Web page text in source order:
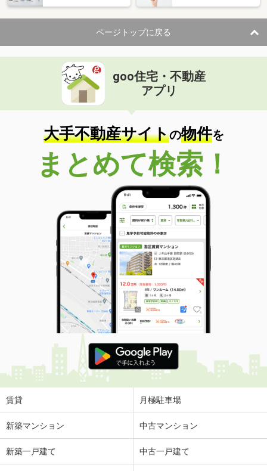
ページトップに戻る
goo住宅・不動産
アプリ
大手不動産サイトの物件を
まとめて検索！
賃貸 月極駐車場
新築マンション 中古マンション
新築一戸建て 中古一戸建て